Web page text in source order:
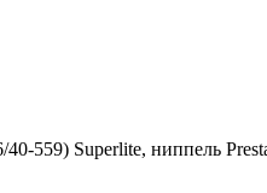
559) Superlite, ниппель